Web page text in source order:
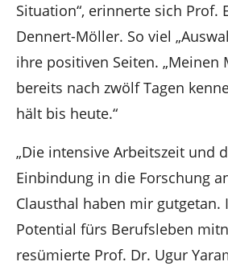
Situation“, erinnerte sich Prof.
Dennert-Möller. So viel
ihre positiven Seiten. „Meinen
bereits nach zwölf Tagen
hält bis heute.“
„Die intensive Arbeitszeit und
Einbindung in die Forschung
Clausthal haben mir gutgetan.
Potential fürs Berufsleben
resümierte Prof. Dr. Ugur